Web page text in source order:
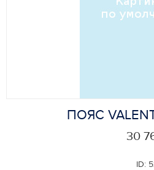
ПОЯС
ID:
30